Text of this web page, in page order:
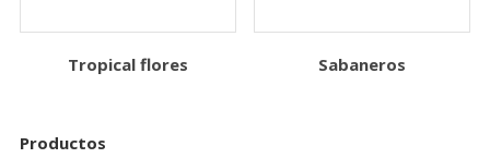
Tropical flores Sabaneros
Productos